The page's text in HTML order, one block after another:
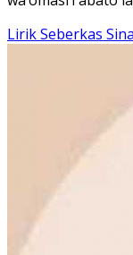
Ena’o natola
khomoUohe ia
Lirik Lagu